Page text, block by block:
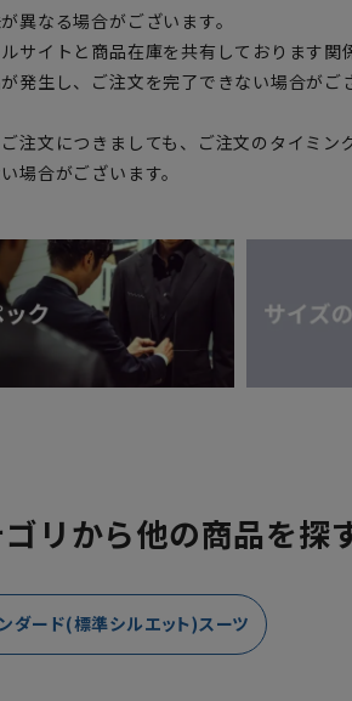
異なる場合がございます。
サイトと商品在庫を共有しております関
発生し、ご注文を完了できない場合がご
注文につきましても、ご注文のタイミン
場合がございます。
リから他の商品を探
ダード(標準シルエット)スーツ